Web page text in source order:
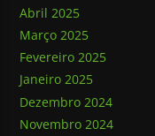
Abril 2025
Março 2025
Fevereiro 2025
Janeiro 2025
Dezembro 2024
Novembro 2024